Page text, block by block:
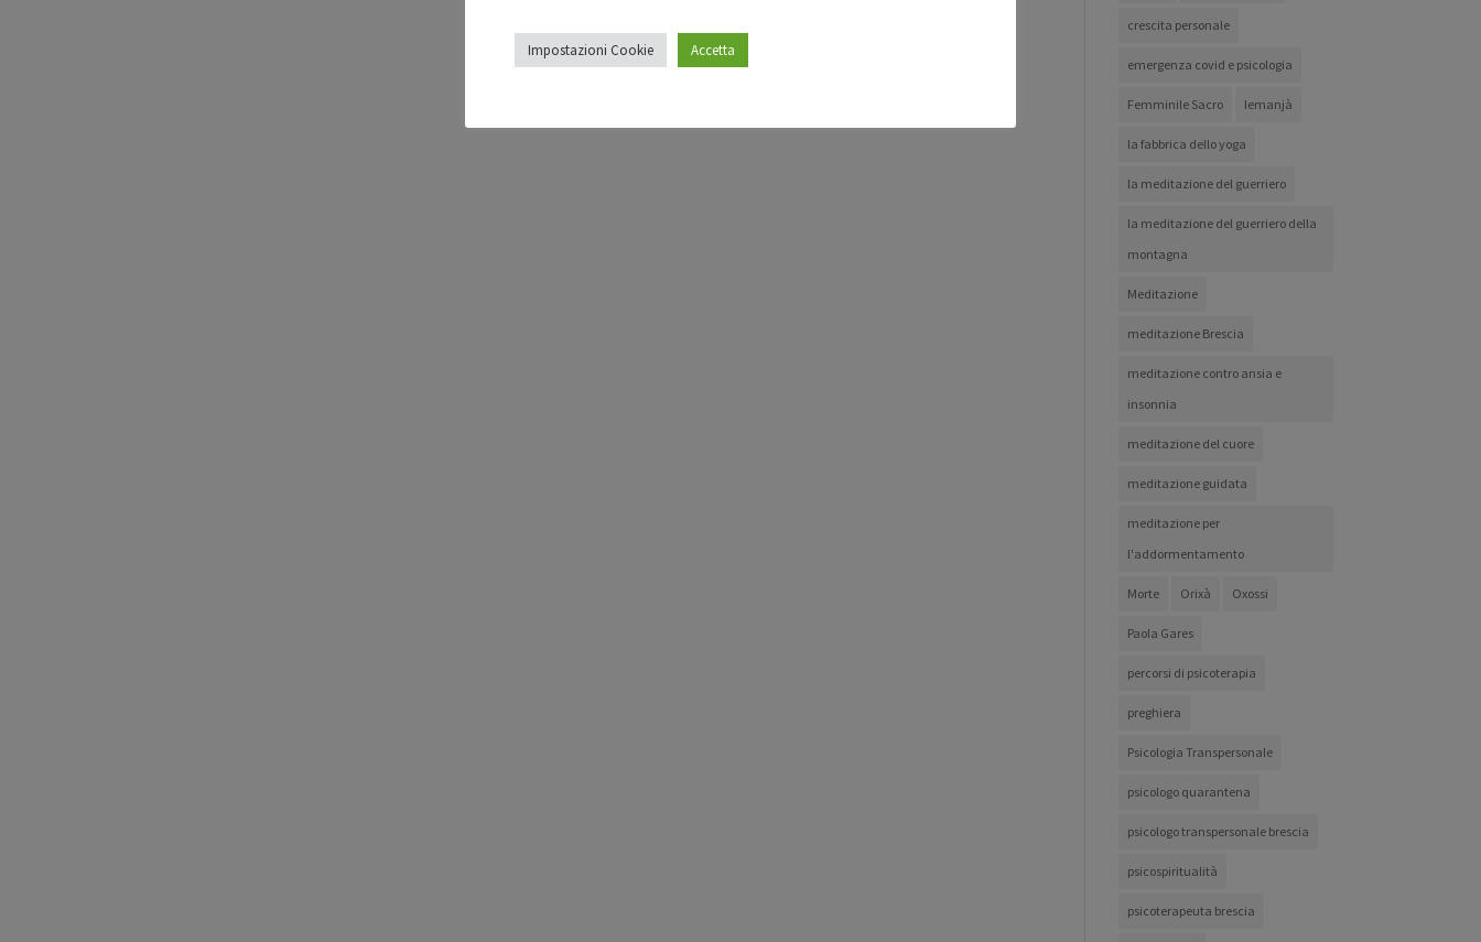
crescita personale
emergenza covid e psicologia
Femminile Sacro Iemanjà
la fabbrica dello yoga
la meditazione del guerriero
la meditazione del guerriero della
montagna
Meditazione
meditazione Brescia
meditazione contro ansia e
insonnia
meditazione del cuore
meditazione guidata
meditazione per
l'addormentamento
Morte Orixà Oxossi
Paola Gares
percorsi di psicoterapia
preghiera
Psicologia Transpersonale
psicologo quarantena
psicologo transpersonale brescia
psicospiritualità
psicoterapeuta brescia
Impostazioni Cookie Accetta